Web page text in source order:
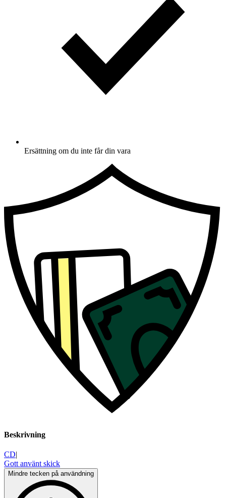
Ersättning om du inte får din vara
Beskrivning
CD|
Gott använt skick
Mindre tecken på användning